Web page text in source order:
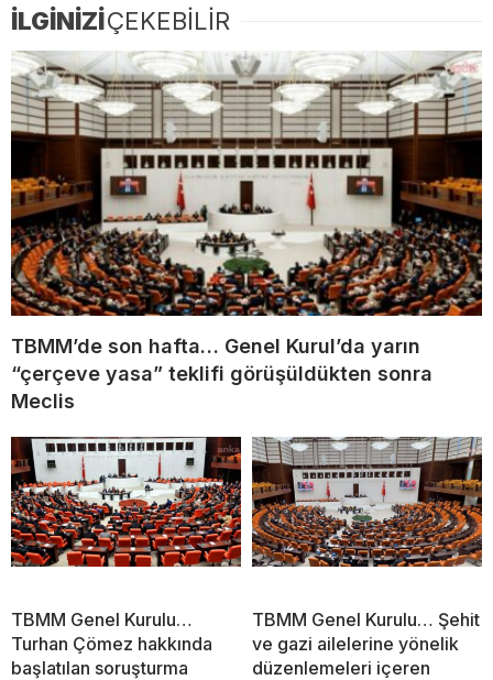
İLGİNİZİÇEKEBİLİR
TBMM’de son hafta… Genel Kurul’da yarın
“çerçeve yasa” teklifi görüşüldükten sonra
Meclis
TBMM Genel Kurulu…
Turhan Çömez hakkında
başlatılan soruşturma
TBMM Genel Kurulu… Şehit
ve gazi ailelerine yönelik
düzenlemeleri içeren